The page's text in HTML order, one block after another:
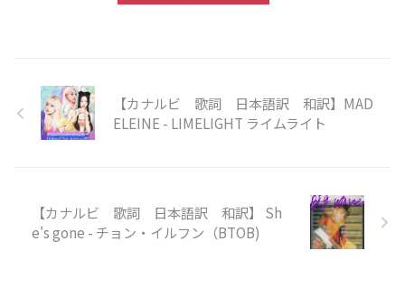
【カナルビ 歌詞 日本語訳 和訳】MAD
ELEINE - LIMELIGHT ライムライト
【カナルビ 歌詞 日本語訳 和訳】 Sh
e's gone - チョン・イルフン（BTOB)